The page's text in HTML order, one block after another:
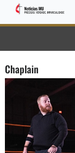
Chaplain